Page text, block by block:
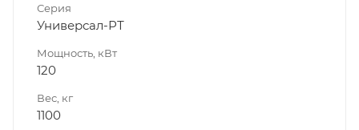
Серия
Универсал-РТ
Мощность, кВт
120
Вес, кг
1100